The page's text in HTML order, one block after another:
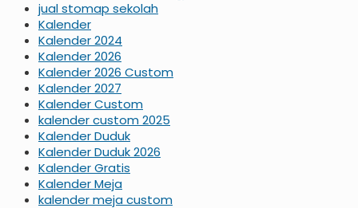
jual stomap sekolah
Kalender
Kalender 2024
Kalender 2026
Kalender 2026 Custom
Kalender 2027
Kalender Custom
kalender custom 2025
Kalender Duduk
Kalender Duduk 2026
Kalender Gratis
Kalender Meja
kalender meja custom